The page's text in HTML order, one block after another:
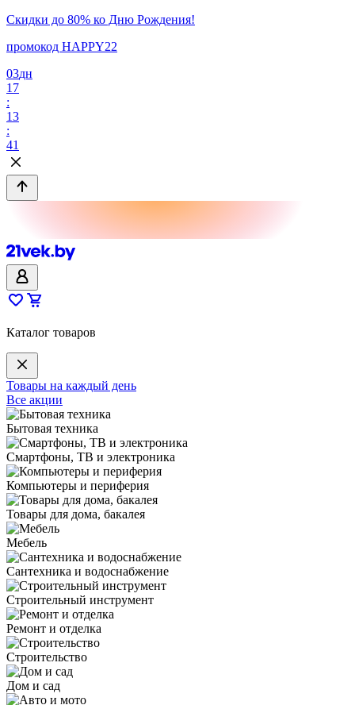
Скидки до 80% ко Дню Рождения!
промокод HAPPY22
03дн
17
:
13
:
41
Каталог товаров
Товары на каждый день
Все акции
Бытовая техника
Смартфоны, ТВ и электроника
Компьютеры и периферия
Товары для дома, бакалея
Мебель
Сантехника и водоснабжение
Строительный инструмент
Ремонт и отделка
Строительство
Дом и сад